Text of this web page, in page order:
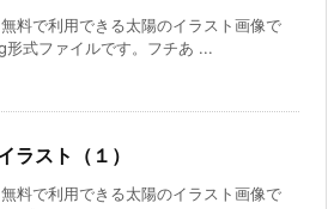
料で利用できる太陽のイラスト画像で
形式ファイルです。フチあ ...
ラスト（１）
料で利用できる太陽のイラスト画像で